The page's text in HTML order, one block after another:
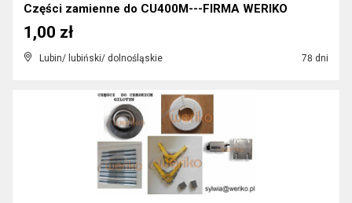
Części zamienne do CU400M---FIRMA WERIKO
Lubin/ lubiński/ dolnośląskie 78 dni
1,00 zł